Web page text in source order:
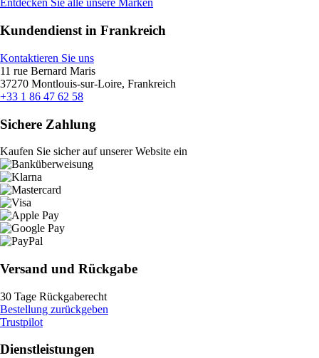
Entdecken Sie alle unsere Marken
Kundendienst in Frankreich
Kontaktieren Sie uns
11 rue Bernard Maris
37270 Montlouis-sur-Loire, Frankreich
+33 1 86 47 62 58
Sichere Zahlung
Kaufen Sie sicher auf unserer Website ein
Versand und Rückgabe
30 Tage Rückgaberecht
Bestellung zurückgeben
Trustpilot
Dienstleistungen